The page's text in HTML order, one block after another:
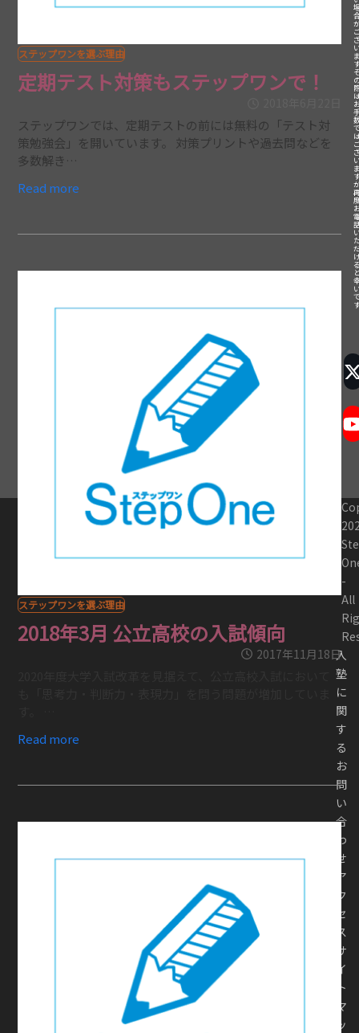
ステップワンを選ぶ理由
定期テスト対策もステップワンで！
ステップワンでは、定期テストの前には無料の「テスト対
策勉強会」を開いています。 対策プリントや過去問などを
多数解き…
Read more
ステップワンを選ぶ理由
2018年3月 公立高校の入試傾向
2017年11月18日
Read more
-
All
入
塾
に
関
す
る
お
問
い
合
わ
せ
ア
ク
セ
ス
サ
イ
ト
マ
ッ